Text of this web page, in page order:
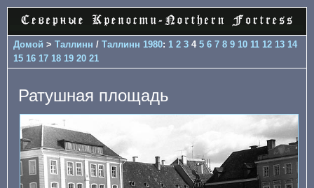
Домой > Таллинн / Таллинн 1980: 1 2 3 4 5 6 7 8 9 10 11 12 13 14
15 16 17 18 19 20 21
Ратушная площадь